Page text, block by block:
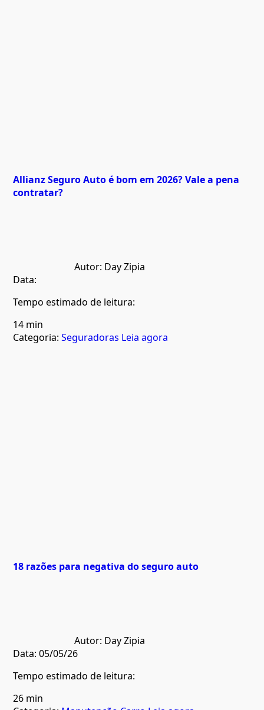
Allianz Seguro Auto é bom em 2026? Vale a pena
contratar?
Autor: Day Zipia
Data:
Tempo estimado de leitura:
14 min
Categoria:Seguradoras Leia agora
18 razões para negativa do seguro auto
Autor: Day Zipia
Data:05/05/26
Tempo estimado de leitura:
26 min